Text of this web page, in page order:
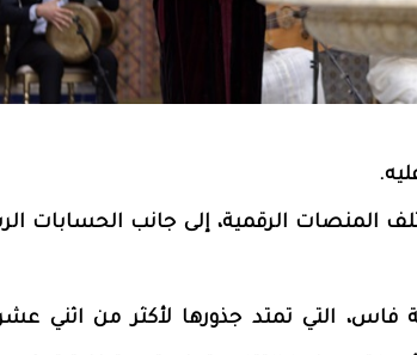
من اليوم على مختلف المنصات الرقمية، إلى جانب الحسابات
التي تمتد جذورها لأكثر من اثني عشر